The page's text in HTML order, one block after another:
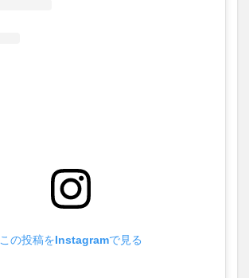
この投稿をInstagramで見る